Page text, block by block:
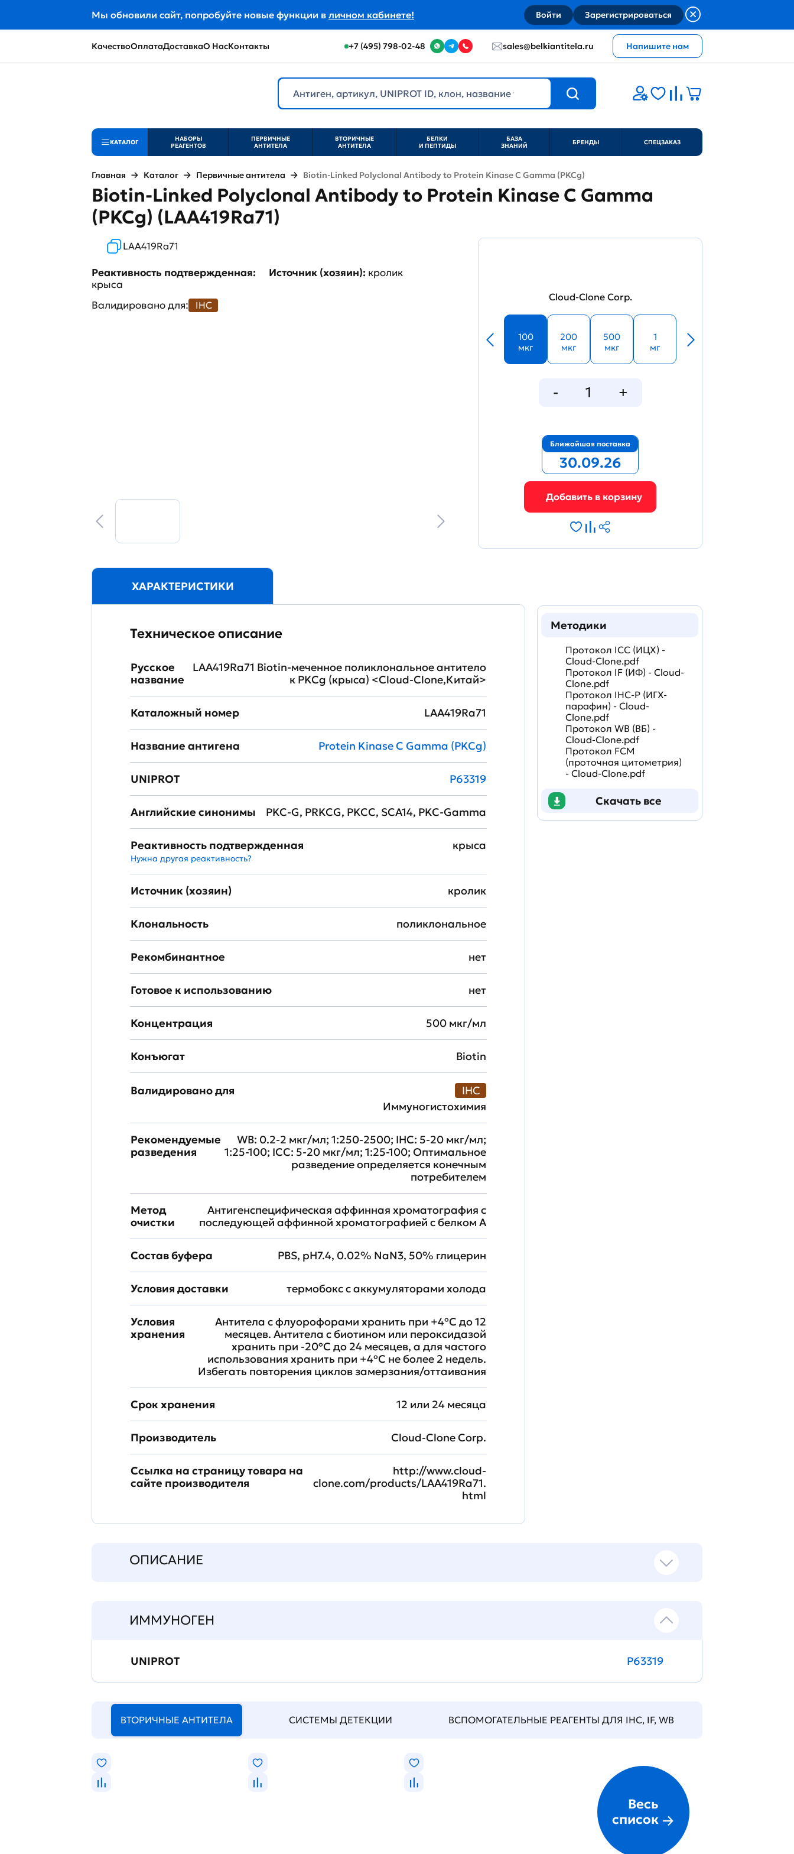
Мы обновили сайт, попробуйте новые функции в личном кабинете! Войти Зарегистрироваться
КачествоОплатаДоставкаО НасКонтакты +7 (495) 798-02-48 sales@belkiantitela.ru Напишите нам
КАТАЛОГ
НАБОРЫ
РЕАГЕНТОВ
ПЕРВИЧНЫЕ
АНТИТЕЛА
ВТОРИЧНЫЕ
АНТИТЕЛА
БЕЛКИ
И ПЕПТИДЫ
БАЗА
ЗНАНИЙ
БРЕНДЫ СПЕЦЗАКАЗ
Главная Каталог Первичные антитела Biotin-Linked Polyclonal Antibody to Protein Kinase C Gamma (PKCg)
Biotin-Linked Polyclonal Antibody to Protein Kinase C Gamma
(PKCg) (LAA419Ra71)
LAA419Ra71
Реактивность подтвержденная:
крыса
Источник (хозяин): кролик
Валидировано для: IHC
Cloud-Clone Corp.
100
мкг
200
мкг
500
мкг
1
мг
Ближайшая поставка
30.09.26
ХАРАКТЕРИСТИКИ
Техническое описание
Русское
название
LAA419Ra71 Biotin-меченное поликлональное антитело
к PKCg (крыса) <Cloud-Clone,Китай>
Каталожный номер LAA419Ra71
Название антигена Protein Kinase C Gamma (PKCg)
UNIPROT P63319
Английские синонимы PKC-G, PRKCG, PKCC, SCA14, PKC-Gamma
Реактивность подтвержденная
Нужна другая реактивность?
крыса
Источник (хозяин) кролик
Клональность поликлональное
Рекомбинантное нет
Готовое к использованию нет
Концентрация 500 мкг/мл
Конъюгат Biotin
Валидировано для
IHC
Иммуногистохимия
Рекомендуемые
разведения
WB: 0.2-2 мкг/мл; 1:250-2500; IHC: 5-20 мкг/мл;
1:25-100; ICC: 5-20 мкг/мл; 1:25-100; Оптимальное
разведение определяется конечным
потребителем
Метод
очистки
Антигенспецифическая аффинная хроматография с
последующей аффинной хроматографией с белком А
Состав буфера PBS, pH7.4, 0.02% NaN3, 50% глицерин
Условия доставки термобокс с аккумуляторами холода
Условия
хранения
Антитела с флуорофорами хранить при +4ºС до 12
месяцев. Антитела с биотином или пероксидазой
хранить при -20ºС до 24 месяцев, а для частого
использования хранить при +4ºС не более 2 недель.
Избегать повторения циклов замерзания/оттаивания
Срок хранения 12 или 24 месяца
Производитель Cloud-Clone Corp.
Ссылка на страницу товара на
сайте производителя
http://www.cloud-
clone.com/products/LAA419Ra71.
html
Методики
Протокол ICC (ИЦХ) -
Cloud-Clone.pdf
Протокол IF (ИФ) - Cloud-
Clone.pdf
Протокол IHC-P (ИГХ-
парафин) - Cloud-
Clone.pdf
Протокол WB (ВБ) -
Cloud-Clone.pdf
Протокол FCM
(проточная цитометрия)
- Cloud-Clone.pdf
Скачать все
ОПИСАНИЕ
ИММУНОГЕН
UNIPROT P63319
ВТОРИЧНЫЕ АНТИТЕЛА СИСТЕМЫ ДЕТЕКЦИИ ВСПОМОГАТЕЛЬНЫЕ РЕАГЕНТЫ ДЛЯ IHC, IF, WB
Весь
список